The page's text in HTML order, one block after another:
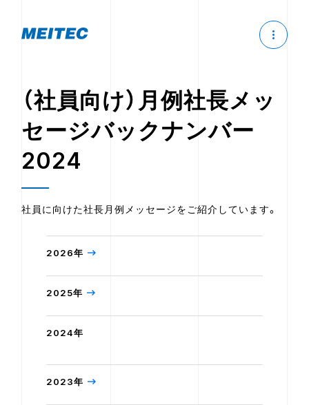
（社員向け）月例社長メッ
セージバックナンバー
2024
社員に向けた社長月例メッセージをご紹介しています。
2026年
2025年
2024年
2023年